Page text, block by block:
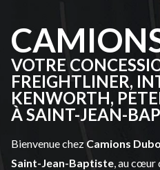
VOTRE
FREIGHTLINER,
KENWORTH,
À SAINT-JEAN-
Bienvenue chez Camions
Saint-Jean-Baptiste , au cœur